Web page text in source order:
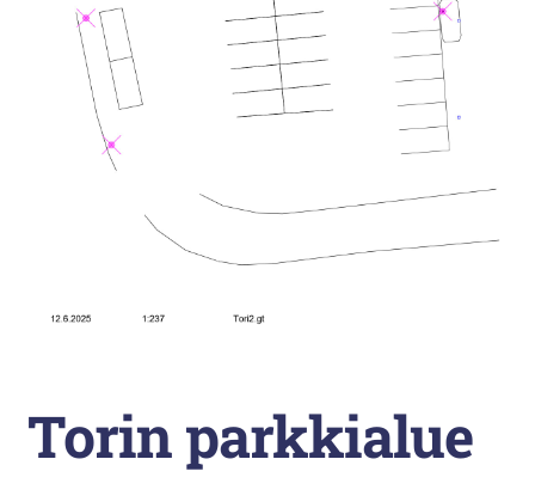
Arkistopalvelut
Vuokatti-Ruka urheiluakatemia
Laajenna
alemman
valikko
Torin parkkialue